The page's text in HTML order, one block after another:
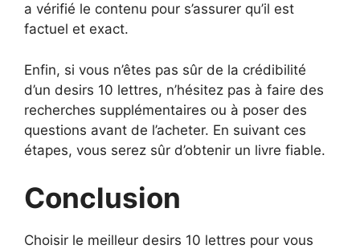
a vérifié le contenu pour s’assurer qu’il est
factuel et exact.
Enfin, si vous n’êtes pas sûr de la crédibilité
d’un desirs 10 lettres, n’hésitez pas à faire des
recherches supplémentaires ou à poser des
questions avant de l’acheter. En suivant ces
étapes, vous serez sûr d’obtenir un livre fiable.
Conclusion
Choisir le meilleur desirs 10 lettres pour vous